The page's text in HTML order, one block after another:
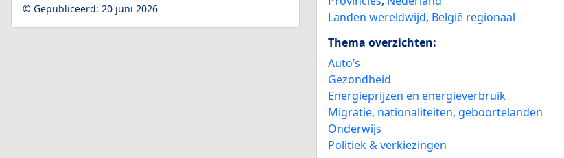
© Gepubliceerd: 20 juni 2026
Landen wereldwijd, België regionaal
Thema overzichten:
Auto’s
Gezondheid
Energieprijzen en energieverbruik
Migratie, nationaliteiten, geboortelanden
Onderwijs
Politiek & verkiezingen